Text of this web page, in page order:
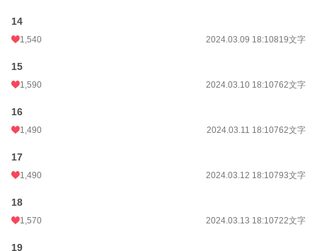
14
1,540 2024.03.09 18:10819文字
15
1,590 2024.03.10 18:10762文字
16
1,490 2024.03.11 18:10762文字
17
1,490 2024.03.12 18:10793文字
18
1,570 2024.03.13 18:10722文字
19